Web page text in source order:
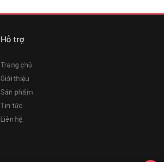
Hỗ trợ
Trang chủ
Giới thiệu
Sản phẩm
Tin tức
Liên hệ